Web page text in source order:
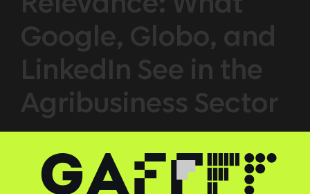
Google, Globo, and
LinkedIn See in the
Agribusiness Sector